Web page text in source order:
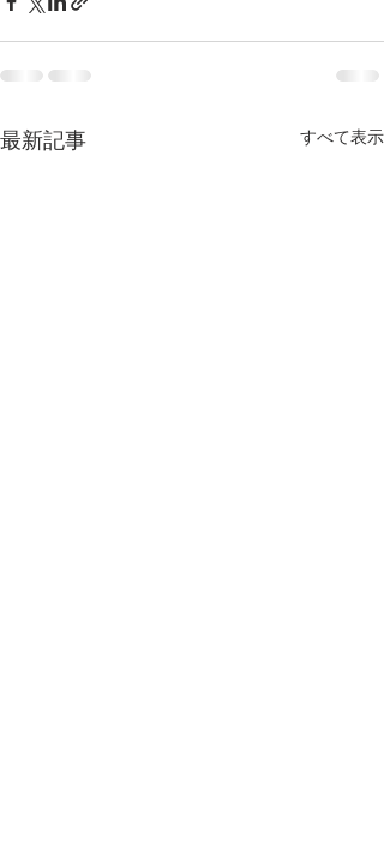
最新記事 すべて表示